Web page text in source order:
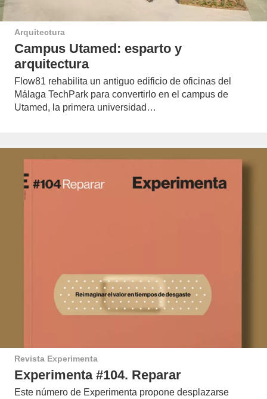
Arquitectura
Campus Utamed: esparto y
arquitectura
Flow81 rehabilita un antiguo edificio de oficinas del
Málaga TechPark para convertirlo en el campus de
Utamed, la primera universidad…
Revista Experimenta
Experimenta #104. Reparar
Este número de Experimenta propone desplazarse